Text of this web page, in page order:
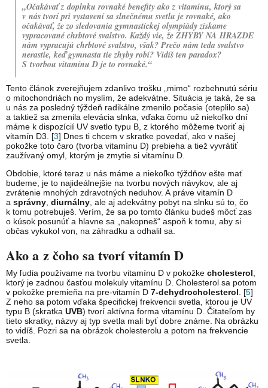
„Očakávať z doplnku rovnaké benefity ako z vitamínu, ktorý sa
v nás tvorí pri vystavení sa slnečnému svetlu je rovnaké, ako
očakávať, že zo sledovania gymnastickej olympiády získame
vypracované chrbtové svalstvo. Každý vie, že ZHYBY NA HRAZDE
nám vypracujú chrbtové svalstvo, však? Prečo nám teda svalstvo
nerastie, keď gymnasta tie zhyby robí? Vidíš ten paradox?
S tvorbou vitamínu D je to rovnaké.“
Tento článok zverejňujem zdanlivo trošku „mimo“ rozbehnutú sériu
o mitochondriách no myslím, že adekvátne. Situácia je taká, že sa
u nás za posledný týždeň radikálne zmenilo počasie (oteplilo sa)
a taktiež sa zmenila elevácia slnka, vďaka čomu už niekoľko dní
máme k dispozícií UV svetlo typu B, z ktorého môžeme tvoriť aj
vitamín D3. [3] Dnes ti chcem v skratke povedať, ako v našej
pokožke toto čaro (tvorba vitamínu D) prebieha a tiež vyvrátiť
zaužívaný omyl, ktorým je zmytie si vitamínu D.
Obdobie, ktoré teraz u nás máme a niekoľko týždňov ešte mať
budeme, je to najideálnejšie na tvorbu nových návykov, ale aj
zvrátenie mnohých zdravotných neduhov. A práve vitamín D
a správny diurnálny , ale aj adekvátny pobyt na slnku sú to, čo
k tomu potrebuješ. Verím, že sa po tomto článku budeš môcť zas
o kúsok posunúť a hlavne sa „nakopneš“ aspoň k tomu, aby si
občas vykukol von, na záhradku a odhalil sa.
Ako a z čoho sa tvorí vitamín D
My ľudia používame na tvorbu vitamínu D v pokožke cholesterol
ktorý je zadnou časťou molekuly vitamínu D. Cholesterol sa potom
v pokožke premieňa na pre-vitamín D 7-dehydrocholesterol . [5]
Z neho sa potom vďaka špecifickej frekvencii svetla, ktorou je UV
typu B (skratka UVB) tvorí aktívna forma vitamínu D. Čitateľom by
tieto skratky, názvy aj typ svetla mali byť dobre známe. Na obrázku
to vidíš. Pozri sa na obrázok cholesterolu a potom na frekvencie
svetla.